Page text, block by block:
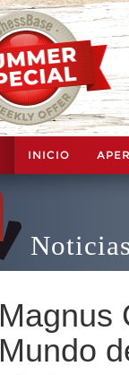
INICIO
Magnus
Mundo